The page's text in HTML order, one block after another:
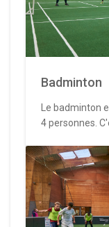
Badminton
Le badminton
4 personnes.